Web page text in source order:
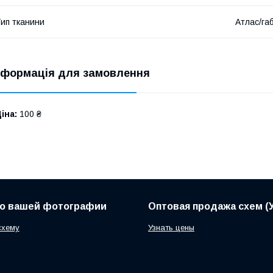
тканини Атлас/
для замовлення
100 ₴
вашей фотографии Оптовая продажа схем
Узнать цены